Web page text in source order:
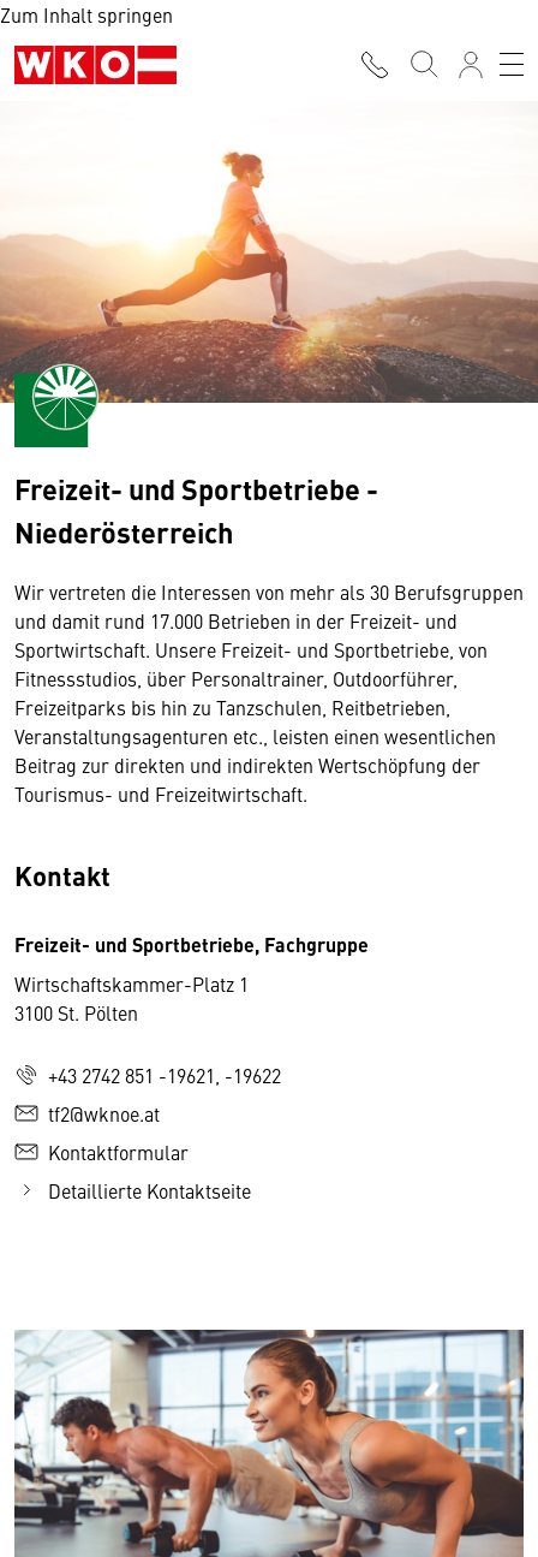
Zum Inhalt springen
Freizeit- und Sportbetriebe -
Niederösterreich
Wir vertreten die Interessen von mehr als 30 Berufsgruppen
und damit rund 17.000 Betrieben in der Freizeit- und
Sportwirtschaft. Unsere Freizeit- und Sportbetriebe, von
Fitnessstudios, über Personaltrainer, Outdoorführer,
Freizeitparks bis hin zu Tanzschulen, Reitbetrieben,
Veranstaltungsagenturen etc., leisten einen wesentlichen
Beitrag zur direkten und indirekten Wertschöpfung der
Tourismus- und Freizeitwirtschaft.
Kontakt
Freizeit- und Sportbetriebe, Fachgruppe
Wirtschaftskammer-Platz 1
3100 St. Pölten
+43 2742 851 -19621, -19622
tf2@wknoe.at
Kontaktformular
Detaillierte Kontaktseite